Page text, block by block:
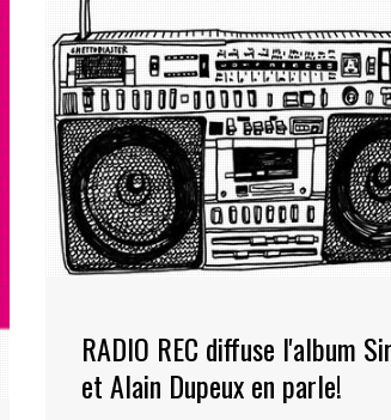
RADIO REC diffuse l'album
et Alain Dupeux en parle!